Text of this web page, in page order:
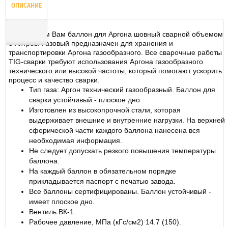
ОПИСАНИЕ
ОТЗЫВЫ
Предлагаем Вам баллон для Аргона шовный сварной объемом
5 литров. Газовый предназначен для хранения и
транспортировки Аргона газообразного. Все сварочные работы
TIG-сварки требуют использования Аргона газообразного
технического или высокой частоты, который помогают ускорить
процесс и качество сварки.
Тип газа: Аргон технический газообразный. Баллон для
сварки устойчивый - плоское дно.
Изготовлен из высокопрочной стали, которая
выдерживает внешние и внутренние нагрузки. На верхней
сферической части каждого баллона нанесена вся
необходимая информация.
Не следует допускать резкого повышения температуры
баллона.
На каждый баллон в обязательном порядке
прикладывается паспорт с печатью завода.
Все баллоны сертифицированы. Баллон устойчивый -
имеет плоское дно.
Вентиль ВК-1.
Рабочее давление, МПа (кГс/см2) 14.7 (150).